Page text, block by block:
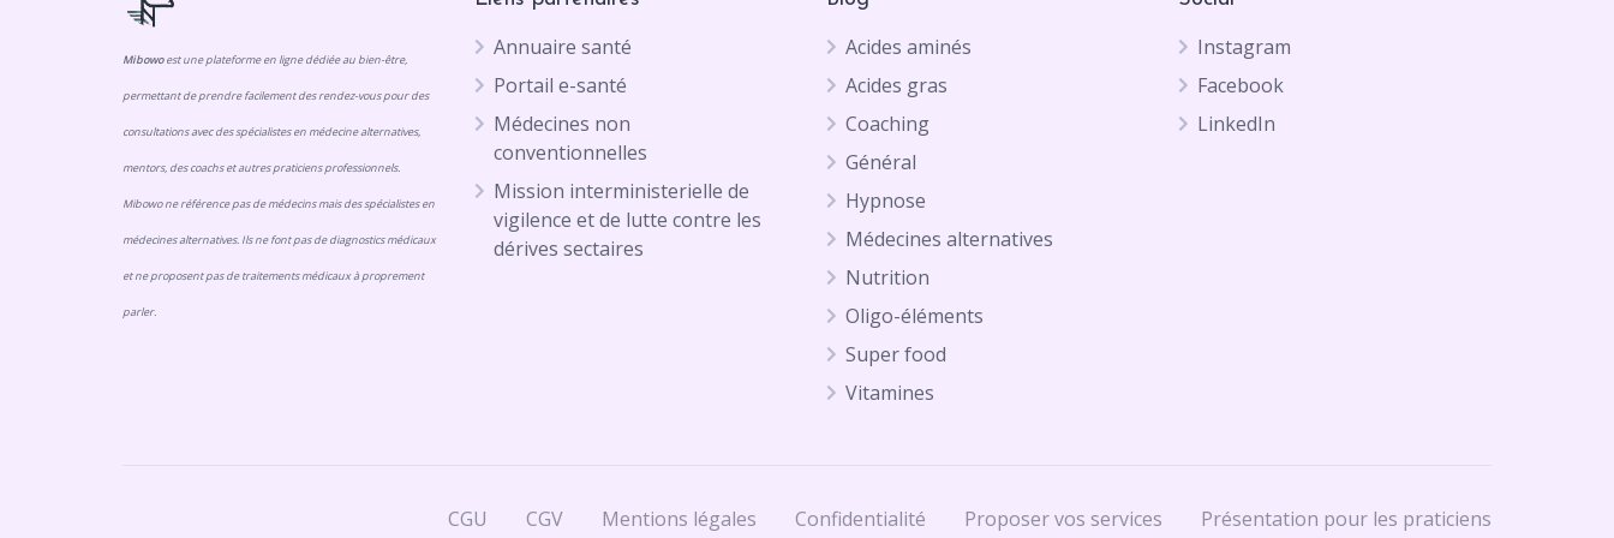
Mibowoest une plateforme en ligne dédiée au bien-être,
permettant de prendre facilement des rendez-vous pour des
consultations avec des spécialistes en médecine alternatives,
mentors, des coachs et autres praticiens professionnels.
Mibowo ne référence pas de médecins mais des spécialistes en
médecines alternatives. Ils ne font pas de diagnostics médicaux
et ne proposent pas de traitements médicaux à proprement
parler.
Annuaire santé
Portail e-santé
Médecines non
conventionnelles
Mission interministerielle de
vigilence et de lutte contre les
dérives sectaires
Acides aminés
Acides gras
Coaching
Général
Hypnose
Médecines alternatives
Nutrition
Oligo-éléments
Super food
Vitamines
Instagram
Facebook
LinkedIn
CGU CGV Mentions légales Confidentialité Proposer vos services Présentation pour les praticiens